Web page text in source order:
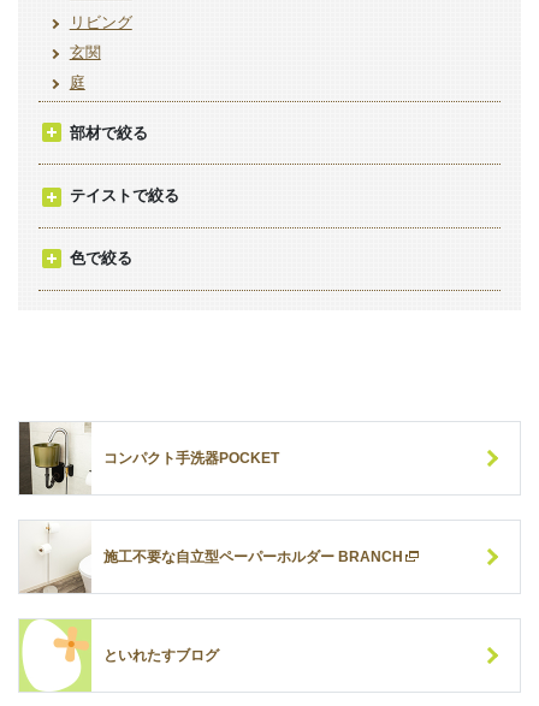
リビング
玄関
庭
部材で絞る
テイストで絞る
色で絞る
コンパクト手洗器POCKET
施工不要な自立型ペーパーホルダー BRANCH
といれたすブログ